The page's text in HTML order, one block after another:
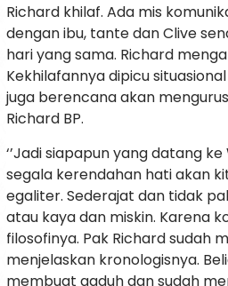
Richard khilaf. Ada mis
dengan ibu, tante dan Clive
hari yang sama. Richard
Kekhilafannya dipicu
juga berencana akan
Richard BP.
‘’Jadi siapapun yang datang
segala kerendahan hati akan
egaliter. Sederajat dan tidak
atau kaya dan miskin. Karena
filosofinya. Pak Richard sudah
menjelaskan kronologisnya.
membuat gaduh dan sudah